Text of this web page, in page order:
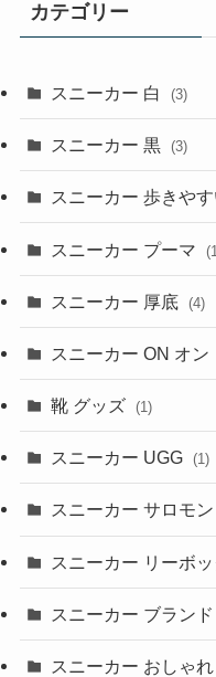
カテゴリー
スニーカー 白 (3)
スニーカー 黒 (3)
スニーカー 歩きや
スニーカー プーマ
スニーカー 厚底 (4)
スニーカー ON オン
靴 グッズ (1)
スニーカー UGG (1)
スニーカー サロモン
スニーカー リーボッ
スニーカー ブランド
スニーカー おしゃれ